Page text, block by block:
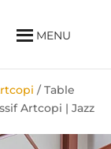
MENU
/ Table
Artcopi | Jazz